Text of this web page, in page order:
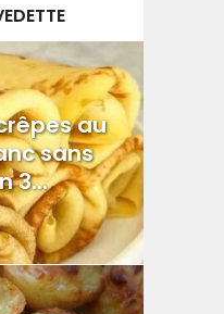
au
sans
3...